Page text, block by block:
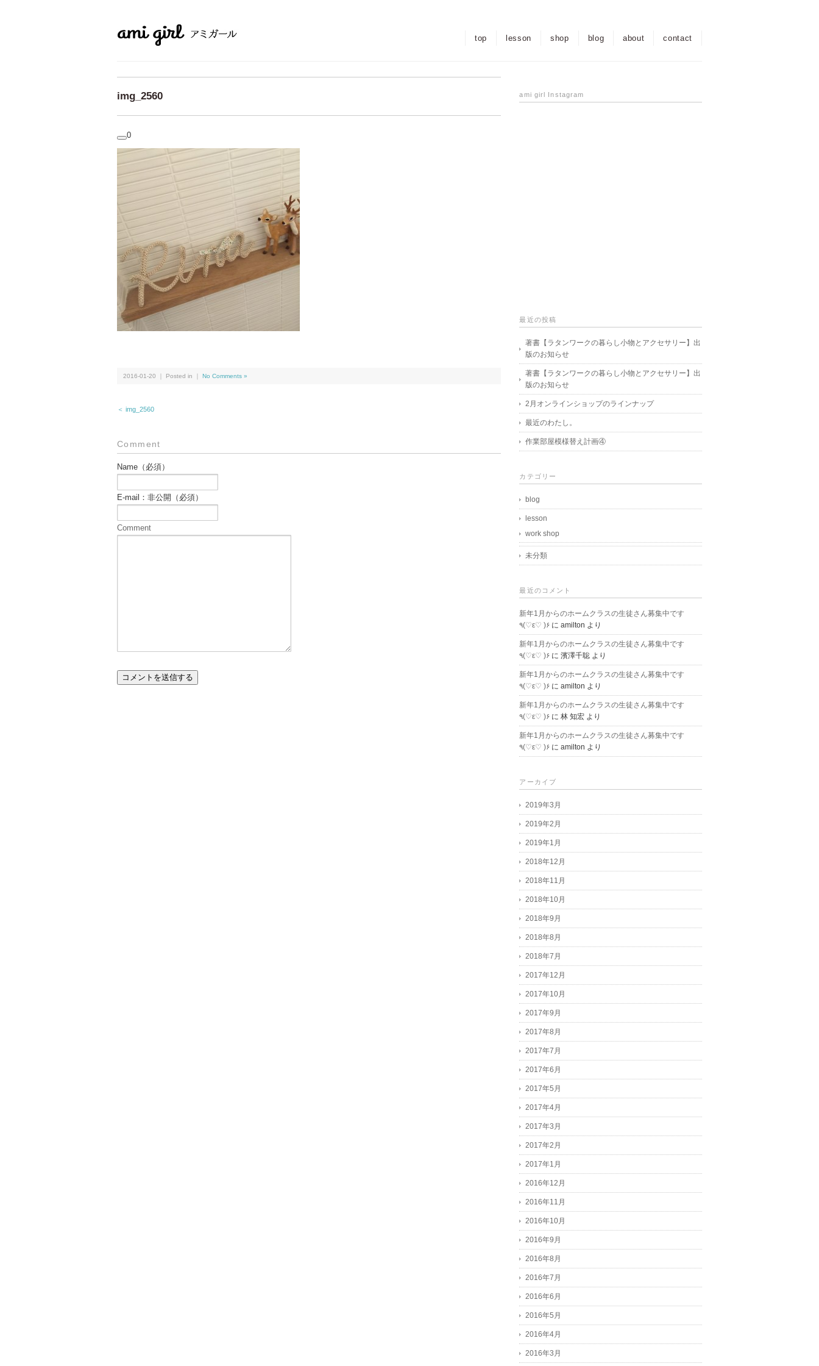
top lesson shop blog about contact
img_2560
0
2016-01-20 ｜ Posted in ｜ No Comments »
＜ img_2560
Comment
Name（必須）
E-mail：非公開（必須）
Comment
ami girl Instagram
最近の投稿
著書【ラタンワークの暮らし小物とアクセサリー】出
版のお知らせ
著書【ラタンワークの暮らし小物とアクセサリー】出
版のお知らせ
2月オンラインショップのラインナップ
最近のわたし。
作業部屋模様替え計画④
カテゴリー
blog
lesson
work shop
未分類
最近のコメント
新年1月からのホームクラスの生徒さん募集中です
٩(♡ε♡ )۶ にamilton より
新年1月からのホームクラスの生徒さん募集中です
٩(♡ε♡ )۶ に濱澤千聡 より
新年1月からのホームクラスの生徒さん募集中です
٩(♡ε♡ )۶ にamilton より
新年1月からのホームクラスの生徒さん募集中です
٩(♡ε♡ )۶ に林 知宏 より
新年1月からのホームクラスの生徒さん募集中です
٩(♡ε♡ )۶ にamilton より
アーカイブ
2019年3月
2019年2月
2019年1月
2018年12月
2018年11月
2018年10月
2018年9月
2018年8月
2018年7月
2017年12月
2017年10月
2017年9月
2017年8月
2017年7月
2017年6月
2017年5月
2017年4月
2017年3月
2017年2月
2017年1月
2016年12月
2016年11月
2016年10月
2016年9月
2016年8月
2016年7月
2016年6月
2016年5月
2016年4月
2016年3月